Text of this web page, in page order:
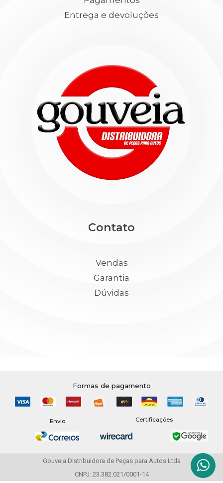
Entrega e devoluções
Contato
Vendas
Garantia
Dúvidas
Formas de pagamento
Envio Certificações
Gouveia Distribuidora de Peças para Autos Ltda
CNPJ: 23.382.021/0001-14